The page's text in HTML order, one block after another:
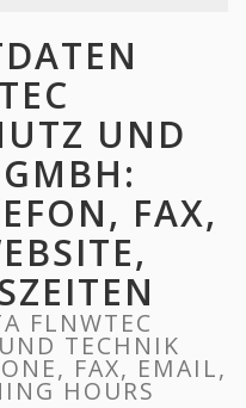
UND
FAX,
FLNWTEC
TECHNIK
FAX, EMAIL,
HOURS